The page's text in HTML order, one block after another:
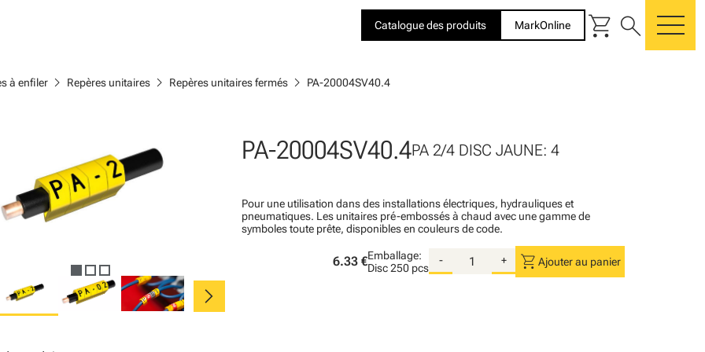
Catalogue des produits MarkOnline shopping_cart search
à enfiler chevron_right Repères unitaires chevron_right Repères unitaires fermés chevron_right PA-20004SV40.4
chevron_right
PA-20004SV40.4PA 2/4 DISC JAUNE: 4
Pour une utilisation dans des installations électriques, hydrauliques et
pneumatiques. Les unitaires pré-embossés à chaud avec une gamme de
symboles toute prête, disponibles en couleurs de code.
6.33 €Emballage:
Disc250 pcs
- + shopping_cart Ajouter au panier